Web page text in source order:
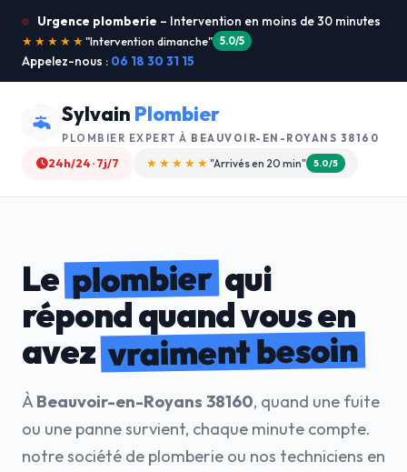
Urgence plomberie – Intervention en moins de 30 minutes
★★★★★"Je recommande !" 4.9/5
Appelez-nous : 06 18 30 31 15
Sylvain Plombier
PLOMBIER EXPERT À BEAUVOIR-EN-ROYANS 38160
24h/24 · 7j/7 ★★★★☆ "Devis gratuit" 4.8/5
Leplombierqui
répond quand vous en
avezvraiment besoin
ÀBeauvoir-en-Royans 38160, quand une fuite
ou une panne survient, chaque minute compte.
notre société de plomberie ou nos techniciens en